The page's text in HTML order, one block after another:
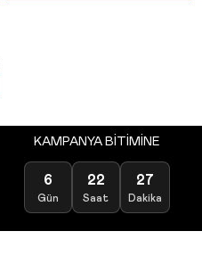
KAMPANYA BİTİMİNE
6
Gün
22
Saat
27
Dakika